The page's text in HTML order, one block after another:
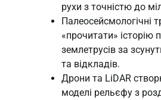
рухи з точністю до
Палеосейсмологічні
«прочитати» історію
землетрусів за
та відкладів.
Дрони та LiDAR
моделі рельєфу з